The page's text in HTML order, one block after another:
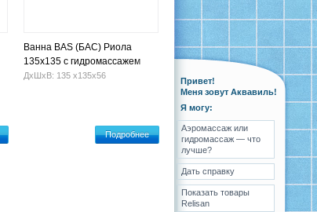
Ванна BAS (БАС) Риола
135х135 с гидромассажем
ДхШхВ: 135 х135х56
Подробнее
Привет!
Меня зовут Аквавиль!
Я могу:
Аэромассаж или
гидромассаж — что
лучше?
Дать справку
Показать товары
Relisan